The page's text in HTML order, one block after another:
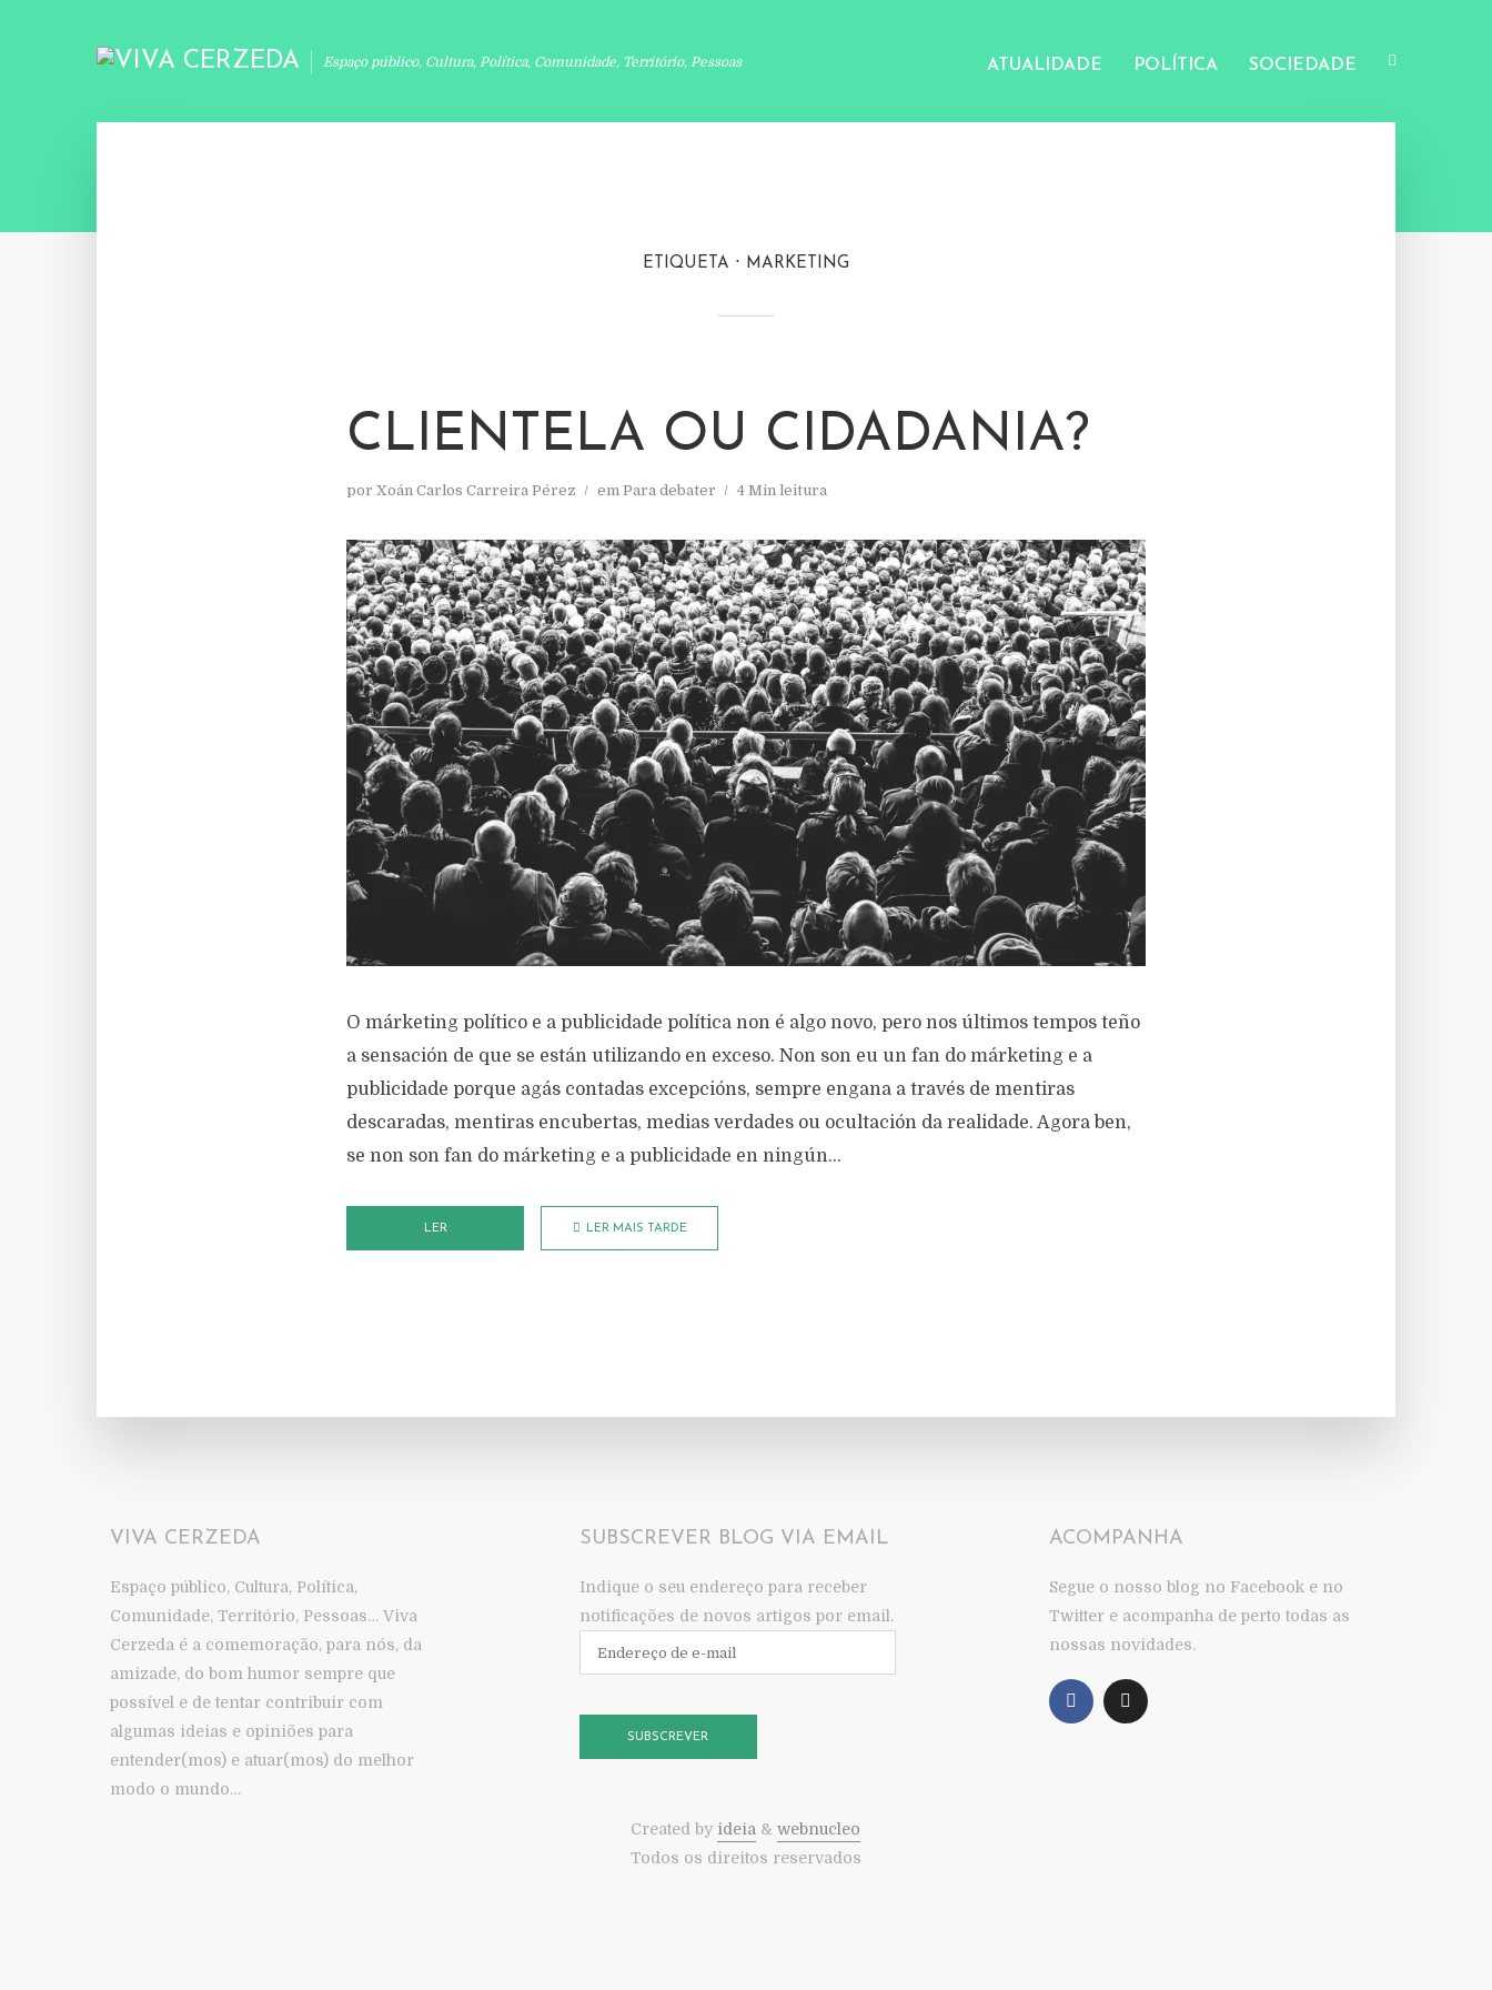
Espaço público, Cultura, Política, Comunidade, Território, Pessoas ATUALIDADE POLÍTICA SOCIEDADE
ETIQUETA MARKETING
CLIENTELA OU CIDADANIA?
por Xoán Carlos Carreira Pérez em Para debater 4 Min leitura
O márketing político e a publicidade política non é algo novo, pero nos últimos tempos teño
a sensación de que se están utilizando en exceso. Non son eu un fan do márketing e a
publicidade porque agás contadas excepcións, sempre engana a través de mentiras
descaradas, mentiras encubertas, medias verdades ou ocultación da realidade. Agora ben,
se non son fan do márketing e a publicidade en ningún...
LER LER MAIS TARDE
VIVA CERZEDA
Espaço público, Cultura, Política,
Comunidade, Território, Pessoas… Viva
Cerzeda é a comemoração, para nós, da
amizade, do bom humor sempre que
possível e de tentar contribuir com
algumas ideias e opiniões para
entender(mos) e atuar(mos) do melhor
modo o mundo…
SUBSCREVER BLOG VIA EMAIL
Indique o seu endereço para receber
notificações de novos artigos por email.
Endereço
de
SUBSCREVER
Created by ideia &webnucleo
Todos os direitos reservados
ACOMPANHA
Segue o nosso blog no Facebook e no
Twitter e acompanha de perto todas as
nossas novidades.